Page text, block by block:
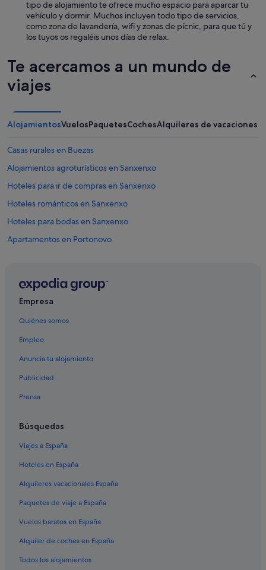
tipo de alojamiento te ofrece mucho espacio para aparcar tu
vehículo y dormir. Muchos incluyen todo tipo de servicios,
como zona de lavandería, wifi y zonas de pícnic, para que tú y
los tuyos os regaléis unos días de relax.
Te acercamos a un mundo de
viajes
AlojamientosVuelosPaquetesCochesAlquileres de vacaciones
Casas rurales en Buezas
Alojamientos agroturísticos en Sanxenxo
Hoteles para ir de compras en Sanxenxo
Hoteles románticos en Sanxenxo
Hoteles para bodas en Sanxenxo
Apartamentos en Portonovo
Casas de huéspedes en Buezas
Hoteles en la playa en Sanxenxo
Casas barco en Sanxenxo
Apartamentos en Buezas
Hoteles de golf en Sanxenxo
Hoteles con conserje en Sanxenxo
Chalets en Sanxenxo
Moteles en Sanxenxo
Forxán hoteles
Hoteles con piscina en Portonovo
Hoteles de aventura en Portonovo
Casas de campo en Portonovo
Empresa
Quiénes somos
Empleo
Anuncia tu alojamiento
Publicidad
Prensa
Búsquedas
Viajes a España
Hoteles en España
Alquileres vacacionales España
Paquetes de viaje a España
Vuelos baratos en España
Alquiler de coches en España
Todos los alojamientos